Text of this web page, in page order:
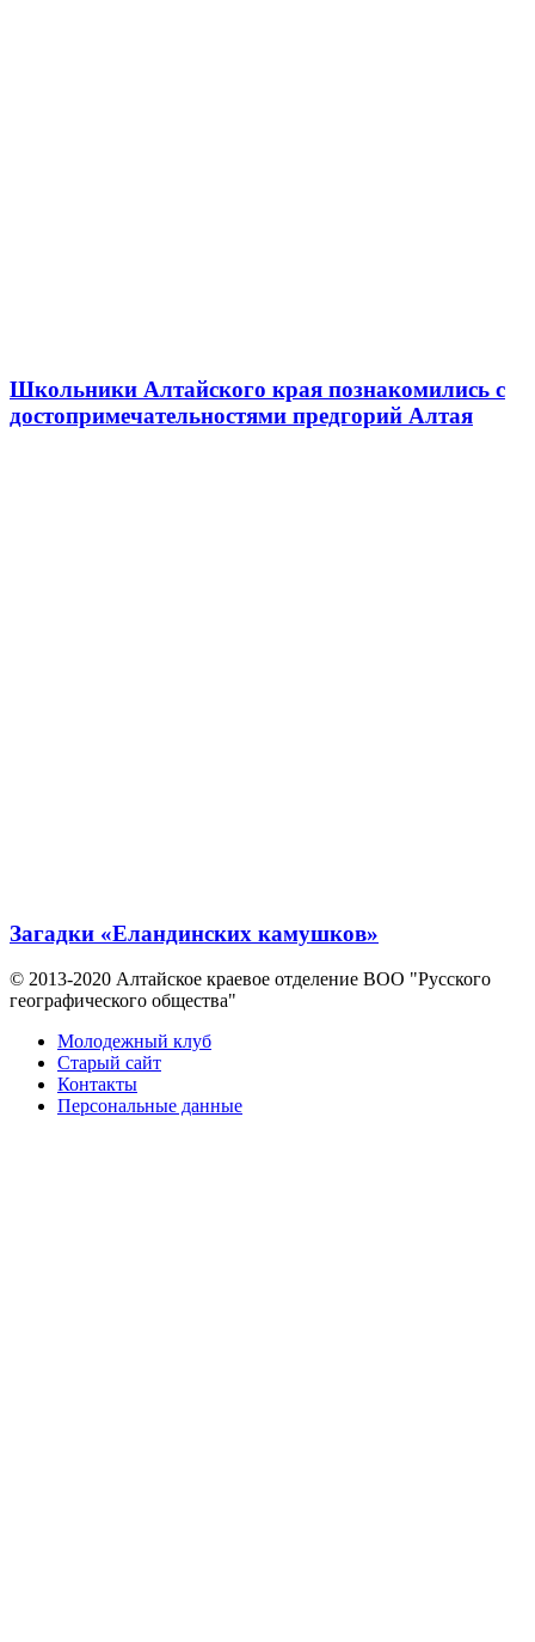
Школьники Алтайского края познакомились с
достопримечательностями предгорий Алтая
Загадки «Еландинских камушков»
© 2013-2020 Алтайское краевое отделение BOO "Русского
географического общества"
Молодежный клуб
Старый сайт
Контакты
Персональные данные